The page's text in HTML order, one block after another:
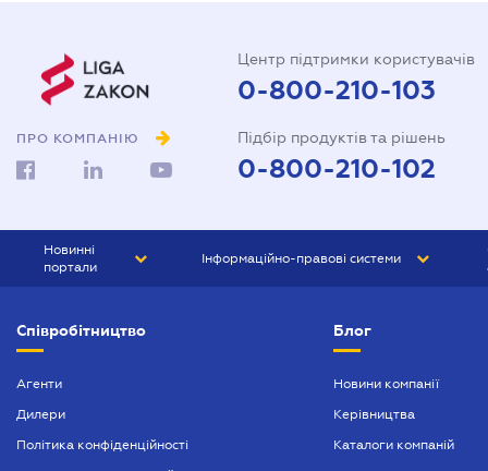
ПРО КОМПАНІЮ
Центр підтримки користувачів
0-800-210-103
Підбір продуктів та рішень
0-800-210-102
Новинні
портали
БІЗНЕС
Інформаційно-правові системи
БУХГАЛТЕР ПРОФ
Співробітництво
Агенти
Дилери
Політика конфіденційності
Блог
Новини компанії
Керівництва
Каталоги компаній